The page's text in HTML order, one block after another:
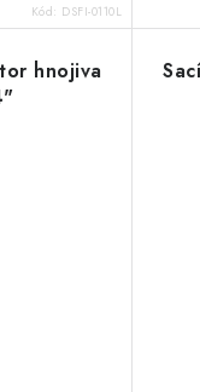
Kód: DSFI-0110L
hnojiva